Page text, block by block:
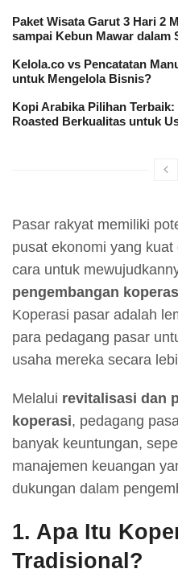
Paket Wisata Garut 3 Hari 2
sampai Kebun Mawar dalam
Kelola.co vs Pencatatan
untuk Mengelola Bisnis?
Kopi Arabika Pilihan
Roasted Berkualitas untuk
Pasar rakyat memiliki
pusat ekonomi yang
cara untuk
pengembangan
Koperasi pasar adalah
para pedagang pasar
usaha mereka secara
Melalui revitalisasi dan
koperasi, pedagang
banyak keuntungan,
manajemen keuangan
dukungan dalam
1. Apa Itu
Tradisional?